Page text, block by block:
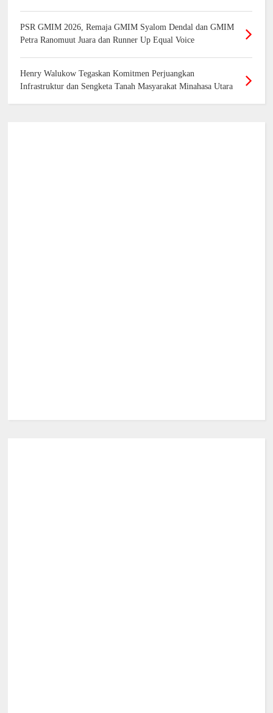
PSR GMIM 2026, Remaja GMIM Syalom Dendal dan GMIM
Petra Ranomuut Juara dan Runner Up Equal Voice
Henry Walukow Tegaskan Komitmen Perjuangkan
Infrastruktur dan Sengketa Tanah Masyarakat Minahasa Utara